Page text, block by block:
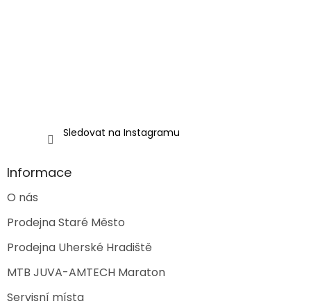
Sledovat na Instagramu
Informace
O nás
Prodejna Staré Město
Prodejna Uherské Hradiště
MTB JUVA-AMTECH Maraton
Servisní místa